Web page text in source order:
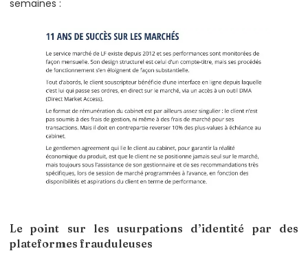
semaines :
Le point sur les usurpations d’identité par des
plateformes frauduleuses